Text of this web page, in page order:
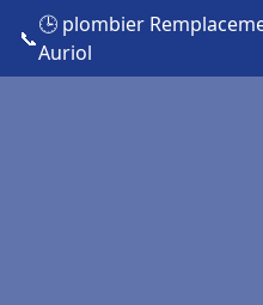
📞
🕒 plombier
Auriol